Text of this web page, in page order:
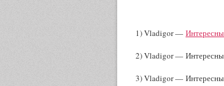
1) Vladigor —
2) Vladigor —
3) Vladigor —